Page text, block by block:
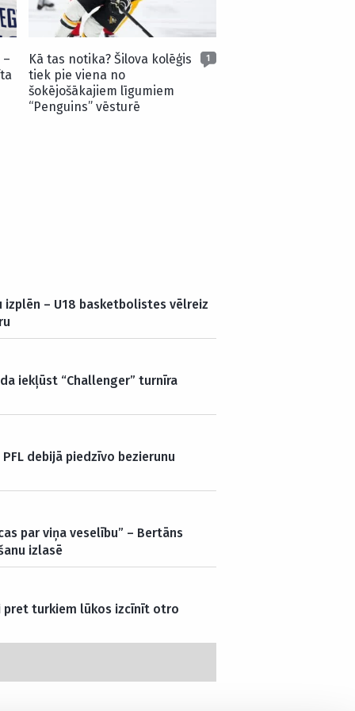
–
Kā tas notika? Šilova kolēģis
tiek pie viena no
šokējošākajiem līgumiem
“Penguins” vēsturē
1
izplēn – U18 basketbolistes vēlreiz
iekļūst “Challenger” turnīra
debijā piedzīvo bezierunu
par viņa veselību” – Bertāns
izlasē
pret turkiem lūkos izcīnīt otro